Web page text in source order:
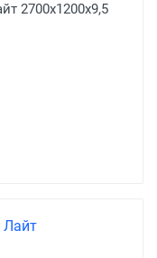
2700х1200х9,5